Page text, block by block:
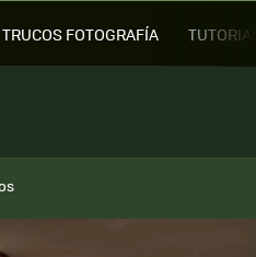
TRUCOS FOTOGRAFÍA